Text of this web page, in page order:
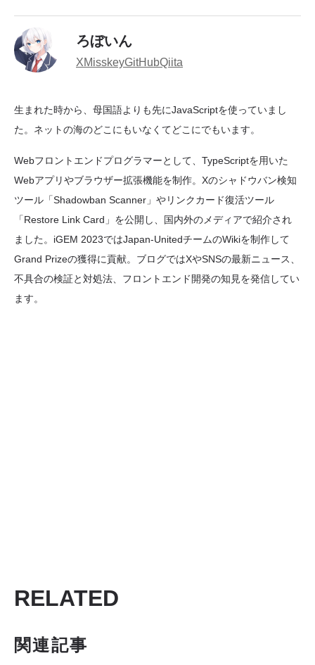
ろぼいん
XMisskeyGitHubQiita
生まれた時から、母国語よりも先にJavaScriptを使っていまし
た。ネットの海のどこにもいなくてどこにでもいます。
Webフロントエンドプログラマーとして、TypeScriptを用いた
Webアプリやブラウザー拡張機能を制作。Xのシャドウバン検知
ツール「Shadowban Scanner」やリンクカード復活ツール
「Restore Link Card」を公開し、国内外のメディアで紹介され
ました。iGEM 2023ではJapan-UnitedチームのWikiを制作して
Grand Prizeの獲得に貢献。ブログではXやSNSの最新ニュース、
不具合の検証と対処法、フロントエンド開発の知見を発信してい
ます。
RELATED
関連記事